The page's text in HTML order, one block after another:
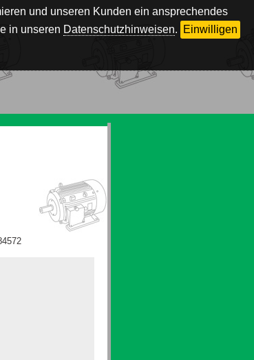
und unseren Kunden ein ansprechendes
in unseren Datenschutzhinweisen.
Einwilligen